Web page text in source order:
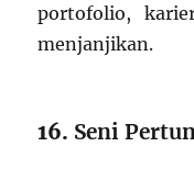
portofolio,
menjanjikan.
16. Seni